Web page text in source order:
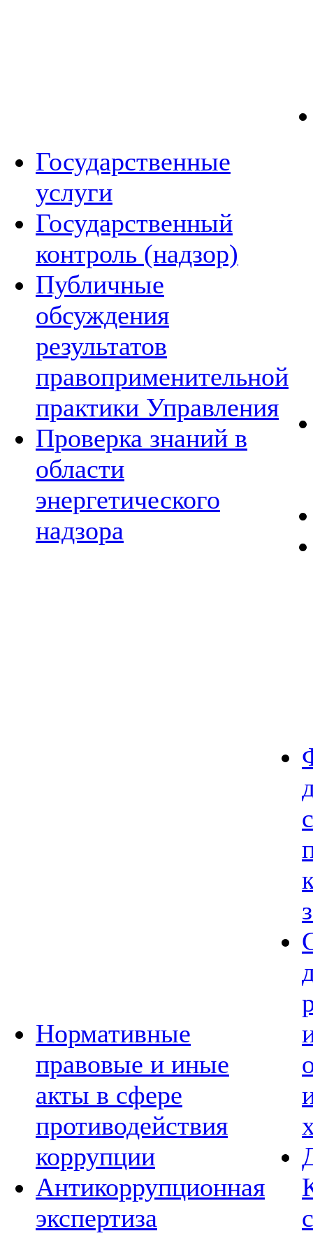
Государственные
услуги
Государственный
контроль (надзор)
Публичные
обсуждения
результатов
правоприменительной
практики Управления
Проверка знаний в
области
энергетического
надзора
Нормативные
правовые и иные
акты в сфере
противодействия
коррупции
Антикоррупционная
экспертиза